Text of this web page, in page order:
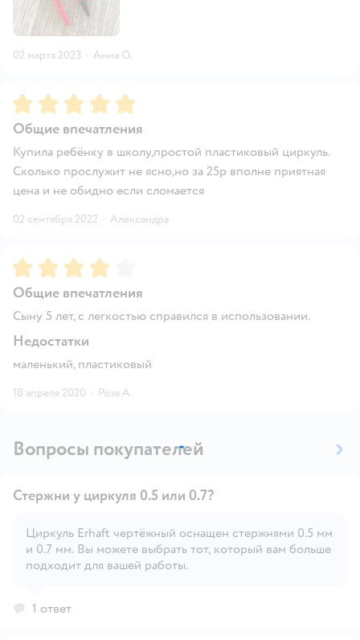
02 марта 2023 · Анна О.
Рейтинг:5
Общие впечатления
Купила ребёнку в школу,простой пластиковый циркуль.
Сколько прослужит не ясно,но за 25р вполне приятная
цена и не обидно если сломается
02 сентября 2022 · Александра
Рейтинг:4
Общие впечатления
Сыну 5 лет, с легкостью справился в использовании.
Недостатки
маленький, пластиковый
18 апреля 2020 · Роза А.
Вопросы покупателей
Открыть вопрос
Стержни у циркуля 0.5 или 0.7?
Циркуль Erhaft чертёжный оснащен стержнями 0.5 мм
и 0.7 мм. Вы можете выбрать тот, который вам больше
подходит для вашей работы.
1 ответ